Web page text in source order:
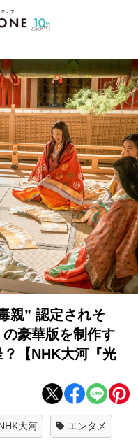
親” 認定されそ
豪華版を制作す
【NHK大河『光
大河 エンタメ